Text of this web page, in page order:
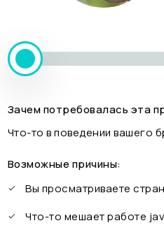
Зачем потребовалась эта
Что-то в поведении вашего
Возможные причины:
Вы просматриваете
Что-то мешает работе